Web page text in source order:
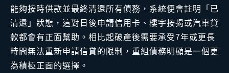
能夠按時供款並最終清還所有債務，系統便會註明「已
清還」狀態，這對日後申請信用卡、樓宇按揭或汽車貸
款都會有正面幫助。相比起破產後需要承受7年或更長
時間無法重新申請信貸的限制，重組債務明顯是一個更
為積極正面的選擇。